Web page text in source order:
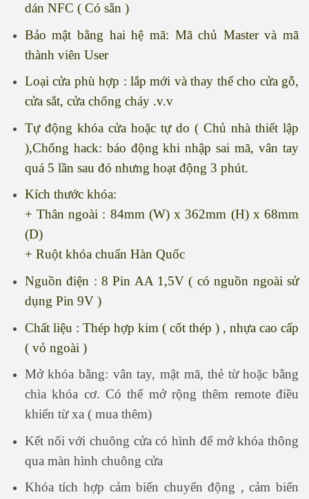
dán NFC ( Có sẵn )
Bảo mật bằng hai hệ mã: Mã chủ Master và mã
thành viên User
Loại cửa phù hợp : lắp mới và thay thế cho cửa gỗ,
cửa sắt, cửa chống cháy .v.v
Tự động khóa cửa hoặc tự do ( Chủ nhà thiết lập
),Chống hack: báo động khi nhập sai mã, vân tay
quá 5 lần sau đó nhưng hoạt động 3 phút.
Kích thước khóa:
+ Thân ngoài : 84mm (W) x 362mm (H) x 68mm
(D)
+ Ruột khóa chuẩn Hàn Quốc
Nguồn điện : 8 Pin AA 1,5V ( có nguồn ngoài sử
dụng Pin 9V )
Chất liệu : Thép hợp kim ( cốt thép ) , nhựa cao cấp
( vỏ ngoài )
Mở khóa bằng: vân tay, mật mã, thẻ từ hoặc bằng
chìa khóa cơ. Có thể mở rộng thêm remote điều
khiển từ xa ( mua thêm)
Kết nối với chuông cửa có hình để mở khóa thông
qua màn hình chuông cửa
Khóa tích hợp cảm biến chuyển động , cảm biến